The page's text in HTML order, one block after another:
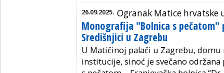
26.09.2025. Ogranak Matice hrvatske
Monografija "Bolnica s pečatom"
Središnjici u Zagrebu
U Matičinoj palači u Zagrebu,
institucije, sinoć je svečano